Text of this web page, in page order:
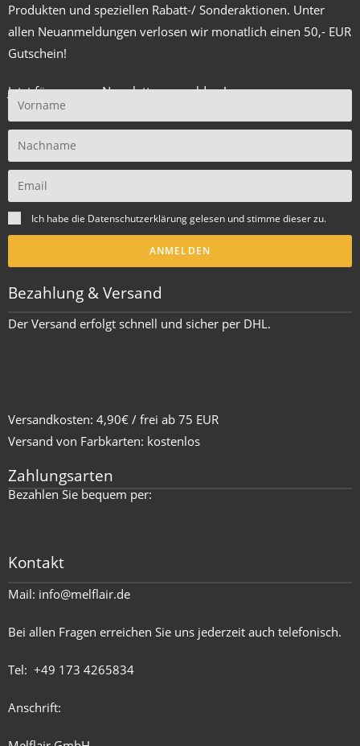
Produkten und speziellen Rabatt-/ Sonderaktionen. Unter
allen Neuanmeldungen verlosen wir monatlich einen 50,- EUR
Gutschein!
Jetzt für unseren Newsletter anmelden !
Ich habe die Datenschutzerklärunggelesen und stimme dieser zu.
ANMELDEN
Bezahlung & Versand
Der Versand erfolgt schnell und sicher per DHL.
Versandkosten: 4,90€ / frei ab 75 EUR
Versand von Farbkarten: kostenlos
Zahlungsarten
Bezahlen Sie bequem per:
Kontakt
Mail: info@melflair.de
Bei allen Fragen erreichen Sie uns jederzeit auch telefonisch.
Tel: +49 173 4265834
Anschrift: